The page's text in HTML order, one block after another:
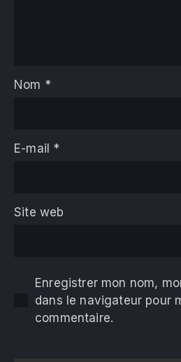
Nom *
E-mail *
Site web
Enregistrer mon nom,
dans le navigateur pour
commentaire.